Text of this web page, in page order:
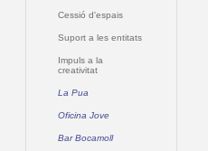
Cessió d'espais
Suport a les entitats
Impuls a la
creativitat
La Pua
Oficina Jove
Bar Bocamoll